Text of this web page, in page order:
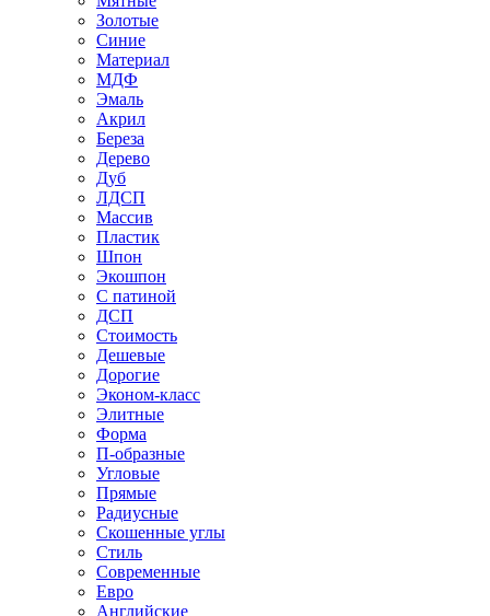
Золотые
Синие
Материал
МДФ
Эмаль
Акрил
Береза
Дерево
Дуб
ЛДСП
Массив
Пластик
Шпон
Экошпон
С патиной
ДСП
Стоимость
Дешевые
Дорогие
Эконом-класс
Элитные
Форма
П-образные
Угловые
Прямые
Радиусные
Скошенные углы
Стиль
Современные
Евро
Английские